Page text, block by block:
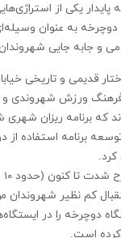
یکی از
دوچرخه به عنوان
و جابه‌ جایی شهروندان
قدیمی و تاریخی
ورزش شهروندی و
که برنامه ‌ریزان شهری
برنامه استفاده
کم نظیر شهروندان
10 هزار دستگاه دوچرخه را در
است.